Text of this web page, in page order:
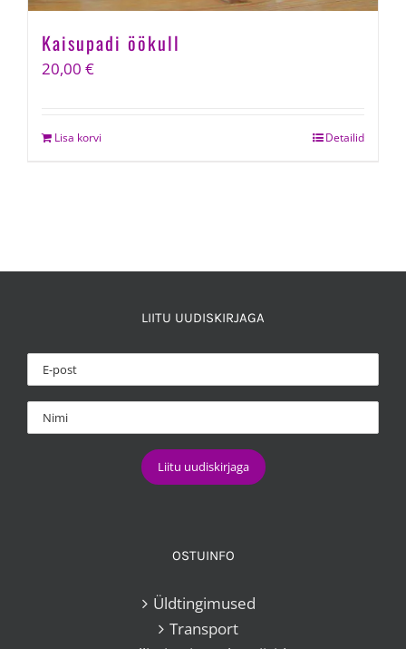
Kaisupadi öökull
20,00 €
Lisa korvi Detailid
LIITU UUDISKIRJAGA
OSTUINFO
Üldtingimused
Transport